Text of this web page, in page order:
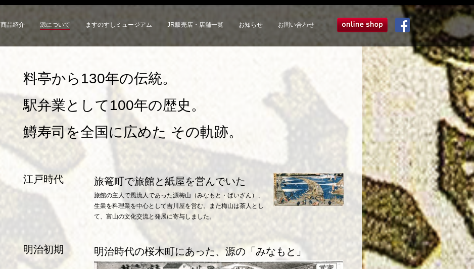
商品紹介 源について ますのすしミュージアム JR販売店・店舗一覧 お知らせ お問い合わせ オンラインショップ
Facebook
料亭から130年の伝統。
駅弁業として100年の歴史。
鱒寿司を全国に広めた その軌跡。
江戸時代 旅篭町で旅館と紙屋を営んでいた
旅館の主人で風流人であった源梅山（みなもと・ばいざん）、
生業を料理業を中心として吉川屋を営む。また梅山は茶人とし
て、富山の文化交流と発展に寄与しました。
明治初期 明治時代の桜木町にあった、源の「みなもと」